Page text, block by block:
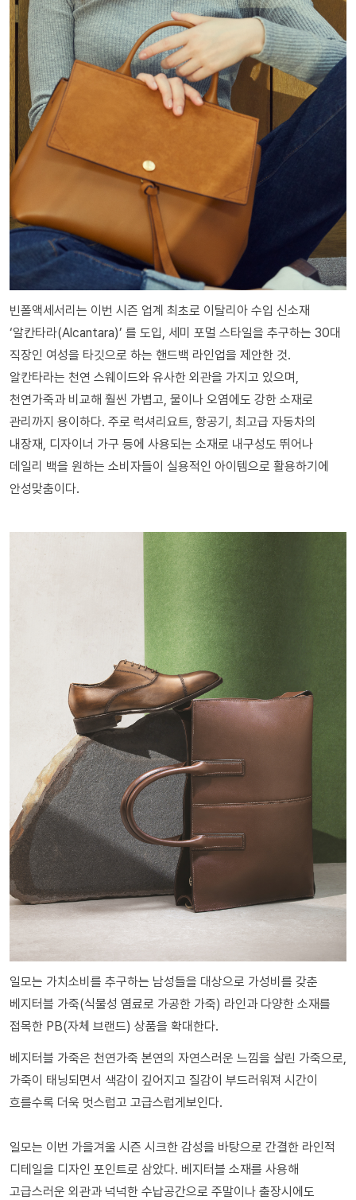
빈폴액세서리는 이번 시즌 업계 최초로 이탈리아 수입 신소재
‘알칸타라(Alcantara)’ 를 도입, 세미 포멀 스타일을 추구하는 30대
직장인 여성을 타깃으로 하는 핸드백 라인업을 제안한 것.
알칸타라는 천연 스웨이드와 유사한 외관을 가지고 있으며,
천연가죽과 비교해 훨씬 가볍고, 물이나 오염에도 강한 소재로
관리까지 용이하다. 주로 럭셔리요트, 항공기, 최고급 자동차의
내장재, 디자이너 가구 등에 사용되는 소재로 내구성도 뛰어나
데일리 백을 원하는 소비자들이 실용적인 아이템으로 활용하기에
안성맞춤이다.
일모는 가치소비를 추구하는 남성들을 대상으로 가성비를 갖춘
베지터블 가죽(식물성 염료로 가공한 가죽) 라인과 다양한 소재를
접목한 PB(자체 브랜드) 상품을 확대한다.
베지터블 가죽은 천연가죽 본연의 자연스러운 느낌을 살린 가죽으로,
가죽이 태닝되면서 색감이 깊어지고 질감이 부드러워져 시간이
흐를수록 더욱 멋스럽고 고급스럽게보인다.
일모는 이번 가을겨울 시즌 시크한 감성을 바탕으로 간결한 라인적
디테일을 디자인 포인트로 삼았다. 베지터블 소재를 사용해
고급스러운 외관과 넉넉한 수납공간으로 주말이나 출장시에도